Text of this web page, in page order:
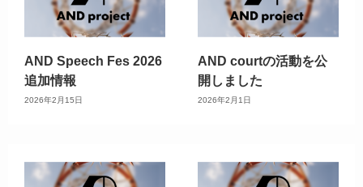
AND Speech Fes 2026
追加情報
2026年2月15日
AND courtの活動を公
開しました
2026年2月1日